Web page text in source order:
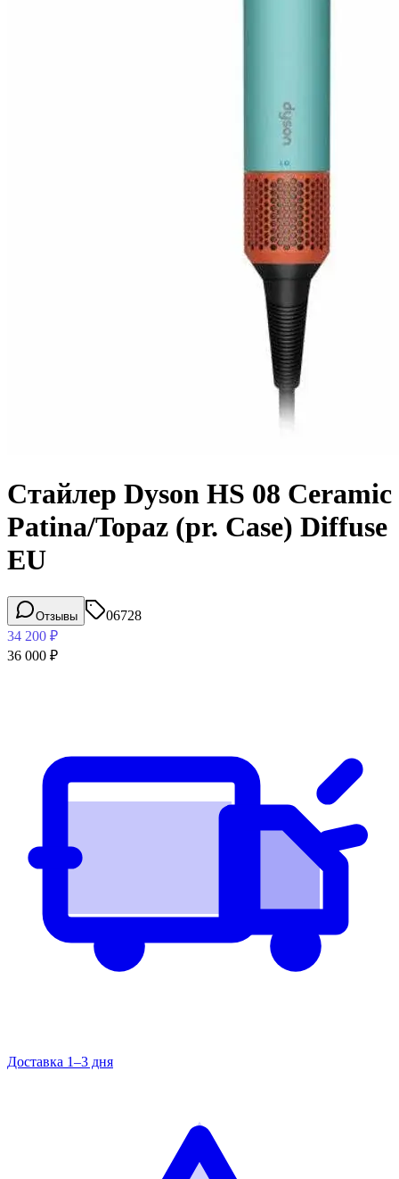
Стайлер Dyson HS 08 Ceramic
Patina/Topaz (pr. Case) Diffuse
EU
Отзывы
06728
34 200 ₽
36 000 ₽
Доставка 1–3 дня